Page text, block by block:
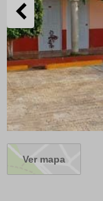
Ver mapa